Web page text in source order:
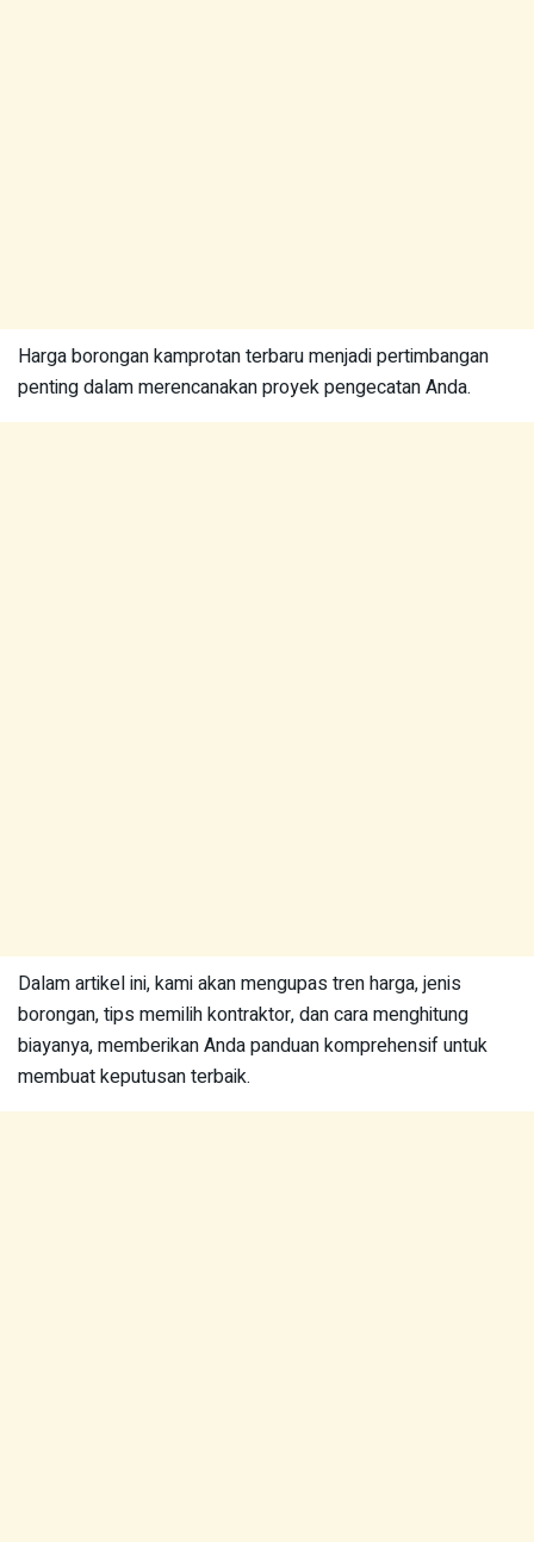
Harga borongan kamprotan terbaru menjadi pertimbangan
penting dalam merencanakan proyek pengecatan Anda.
Dalam artikel ini, kami akan mengupas tren harga, jenis
borongan, tips memilih kontraktor, dan cara menghitung
biayanya, memberikan Anda panduan komprehensif untuk
membuat keputusan terbaik.